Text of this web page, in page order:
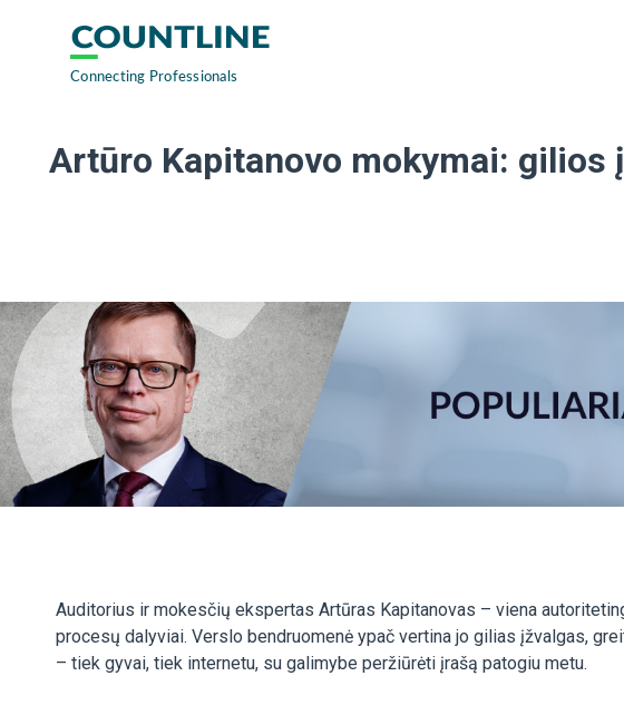
Artūro Kapitanovo mokymai:
Auditorius ir mokesčių ekspertas Artūras Kapitanovas – viena
procesų dalyviai. Verslo bendruomenė ypač vertina jo gilias įžvalgas,
– tiek gyvai, tiek internetu, su galimybe peržiūrėti įrašą patogiu metu.